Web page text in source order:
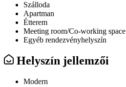
Szálloda
Apartman
Étterem
Meeting room/Co-working space
Egyéb rendezvényhelyszín
Helyszín jellemzői
Modern